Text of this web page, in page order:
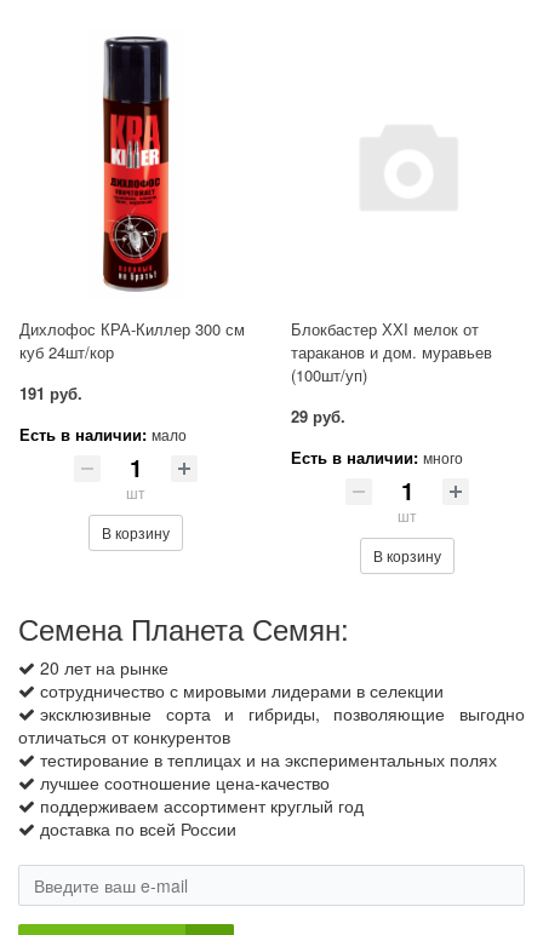
Дихлофос КРА-Киллер 300 см
куб 24шт/кор
191 руб.
Есть в наличии: мало
шт
В корзину
Блокбастер ХХI мелок от
тараканов и дом. муравьев
(100шт/уп)
29 руб.
Есть в наличии: много
шт
В корзину
Семена Планета Семян:
20 лет на рынке
сотрудничество с мировыми лидерами в селекции
эксклюзивные сорта и гибриды, позволяющие выгодно
отличаться от конкурентов
тестирование в теплицах и на экспериментальных полях
лучшее соотношение цена-качество
поддерживаем ассортимент круглый год
доставка по всей России